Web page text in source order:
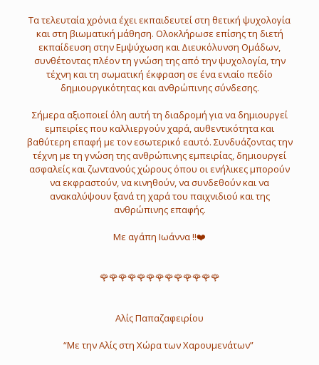
Τα τελευταία χρόνια έχει εκπαιδευτεί στη θετική ψυχολογία
και στη βιωματική μάθηση. Ολοκλήρωσε επίσης τη διετή
εκπαίδευση στην Εμψύχωση και Διευκόλυνση Ομάδων,
συνθέτοντας πλέον τη γνώση της από την ψυχολογία, την
τέχνη και τη σωματική έκφραση σε ένα ενιαίο πεδίο
δημιουργικότητας και ανθρώπινης σύνδεσης.
Σήμερα αξιοποιεί όλη αυτή τη διαδρομή για να δημιουργεί
εμπειρίες που καλλιεργούν χαρά, αυθεντικότητα και
βαθύτερη επαφή με τον εσωτερικό εαυτό. Συνδυάζοντας την
τέχνη με τη γνώση της ανθρώπινης εμπειρίας, δημιουργεί
ασφαλείς και ζωντανούς χώρους όπου οι ενήλικες μπορούν
να εκφραστούν, να κινηθούν, να συνδεθούν και να
ανακαλύψουν ξανά τη χαρά του παιχνιδιού και της
ανθρώπινης επαφής.
Με αγάπη Ιωάννα ‼️❤️
🌹🌹🌹🌹🌹🌹🌹🌹🌹🌹🌹🌹🌹
Αλίς Παπαζαφειρίου
“Με την Αλίς στη Χώρα των Χαρουμενάτων”